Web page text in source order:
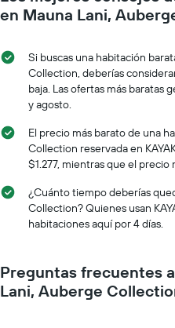
1
eje
que
indica
precio
promedio
una
habitación
se
fecha
de
estadía
gráfico
muestra
que
indica
días
que
en Mauna Lani,
Si buscas una habitación
Collection, deberías
baja. Las ofertas más
y agosto.
El precio más barato de una
Collection reservada en
$1.277, mientras que el precio
¿Cuánto tiempo deberías
Collection? Quienes usan
habitaciones aquí por 4 días.
Preguntas frecuentes
Lani, Auberge